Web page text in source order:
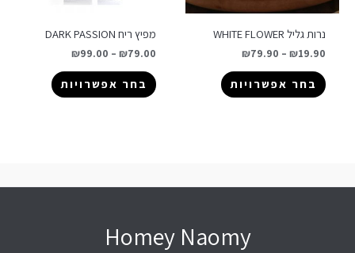
נרות גליל WHITE FLOWER
₪19.90
–
₪79.90
בחר אפשרויות
מפיץ ריח DARK PASSION
₪79.00
–
₪99.00
בחר אפשרויות
Homey Naomy